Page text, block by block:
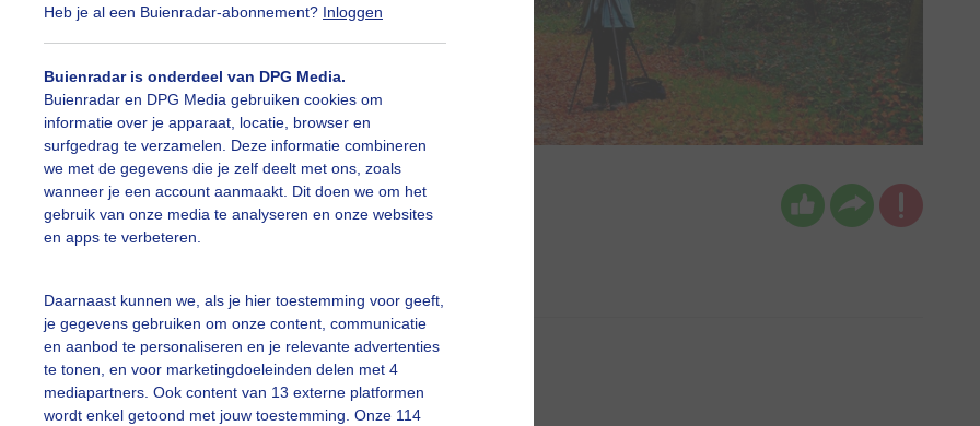
Heb je al een Buienradar-abonnement? Inloggen
Buienradar is onderdeel van DPG Media.
Buienradar en DPG Media gebruiken cookies om
informatie over je apparaat, locatie, browser en
surfgedrag te verzamelen. Deze informatie combineren
we met de gegevens die je zelf deelt met ons, zoals
wanneer je een account aanmaakt. Dit doen we om het
gebruik van onze media te analyseren en onze websites
en apps te verbeteren.
Daarnaast kunnen we, als je hier toestemming voor geeft,
je gegevens gebruiken om onze content, communicatie
en aanbod te personaliseren en je relevante advertenties
te tonen, en voor marketingdoeleinden delen met 4
mediapartners. Ook content van 13 externe platformen
wordt enkel getoond met jouw toestemming. Onze 114
een klein beetje wind vallen de blaadjes naar beneden
Ton Wesselius Gemaakt: 09-11-2025, 54x bekeken
slideshow
Klikhierom dit aan te passen